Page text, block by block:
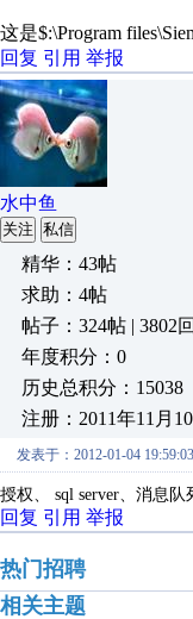
这是$:\Program
回复 引用 举报
水中鱼
关注 私信
精华：43帖
求助：4帖
帖子：324帖 | 3802回
年度积分：0
历史总积分：15038
注册：2011年11月10
发表于：2012-01-04 19:59:03
授权、 sql server、 消息队
回复 引用 举报
热门招聘
相关主题